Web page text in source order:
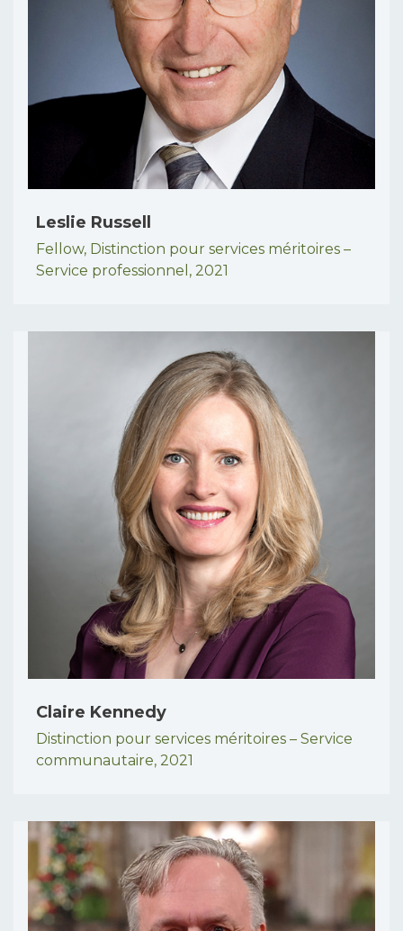
Leslie Russell
Fellow, Distinction pour services méritoires –
Service professionnel, 2021
Claire Kennedy
Distinction pour services méritoires – Service
communautaire, 2021